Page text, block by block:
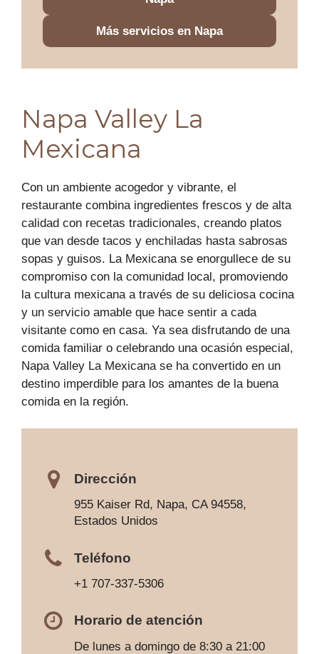
Más servicios en Napa
Napa Valley La
Mexicana
Con un ambiente acogedor y vibrante, el
restaurante combina ingredientes frescos y de alta
calidad con recetas tradicionales, creando platos
que van desde tacos y enchiladas hasta sabrosas
sopas y guisos. La Mexicana se enorgullece de su
compromiso con la comunidad local, promoviendo
la cultura mexicana a través de su deliciosa cocina
y un servicio amable que hace sentir a cada
visitante como en casa. Ya sea disfrutando de una
comida familiar o celebrando una ocasión especial,
Napa Valley La Mexicana se ha convertido en un
destino imperdible para los amantes de la buena
comida en la región.
Dirección
955 Kaiser Rd, Napa, CA 94558,
Estados Unidos
Teléfono
+1 707-337-5306
Horario de atención
De lunes a domingo de 8:30 a 21:00